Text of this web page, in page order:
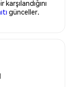
günceller.